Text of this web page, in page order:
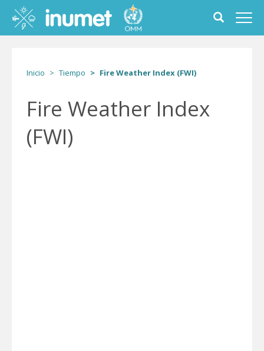
contenido
principal
Toggle
search
form
Inicio Tiempo Fire Weather Index (FWI)
Fire Weather Index
(FWI)